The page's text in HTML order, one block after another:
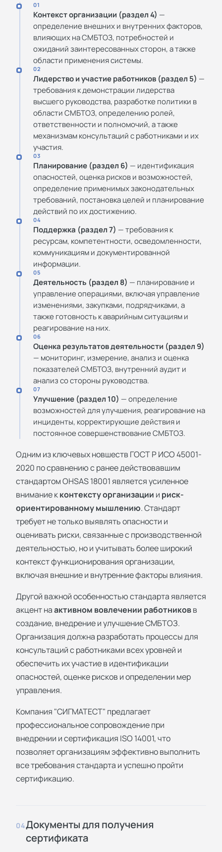
01
Контекст организации (раздел 4) —
определение внешних и внутренних факторов,
влияющих на СМБТОЗ, потребностей и
ожиданий заинтересованных сторон, а также
области применения системы.
02
Лидерство и участие работников (раздел 5) —
требования к демонстрации лидерства
высшего руководства, разработке политики в
области СМБТОЗ, определению ролей,
ответственности и полномочий, а также
механизмам консультаций с работниками и их
участия.
03
Планирование (раздел 6) — идентификация
опасностей, оценка рисков и возможностей,
определение применимых законодательных
требований, постановка целей и планирование
действий по их достижению.
04
Поддержка (раздел 7) — требования к
ресурсам, компетентности, осведомленности,
коммуникациям и документированной
информации.
05
Деятельность (раздел 8) — планирование и
управление операциями, включая управление
изменениями, закупками, подрядчиками, а
также готовность к аварийным ситуациям и
реагирование на них.
06
Оценка результатов деятельности (раздел 9)
— мониторинг, измерение, анализ и оценка
показателей СМБТОЗ, внутренний аудит и
анализ со стороны руководства.
07
Улучшение (раздел 10) — определение
возможностей для улучшения, реагирование на
инциденты, корректирующие действия и
постоянное совершенствование СМБТОЗ.
Одним из ключевых новшеств ГОСТ Р ИСО 45001-
2020 по сравнению с ранее действовавшим
стандартом OHSAS 18001 является усиленное
внимание кконтексту организации и риск-
ориентированному мышлению. Стандарт
требует не только выявлять опасности и
оценивать риски, связанные с производственной
деятельностью, но и учитывать более широкий
контекст функционирования организации,
включая внешние и внутренние факторы влияния.
Другой важной особенностью стандарта является
акцент наактивном вовлечении работниковв
создание, внедрение и улучшение СМБТОЗ.
Организация должна разработать процессы для
консультаций с работниками всех уровней и
обеспечить их участие в идентификации
опасностей, оценке рисков и определении мер
управления.
Компания "СИГМАТЕСТ" предлагает
профессиональное сопровождение при
внедрении исертификация ISO 14001, что
позволяет организациям эффективно выполнить
все требования стандарта и успешно пройти
сертификацию.
04Документы для получения
сертификата